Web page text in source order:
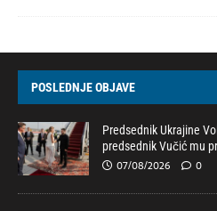
POSLEDNJE OBJAVE
Predsednik Ukrajine
predsednik Vučić mu
07/08/2026 0